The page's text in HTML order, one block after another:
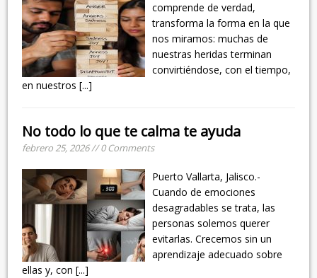
comprende de verdad,
transforma la forma en la que
nos miramos: muchas de
nuestras heridas terminan
convirtiéndose, con el tiempo,
en nuestros[...]
No todo lo que te calma te ayuda
febrero 25, 2026 // 0 Comments
Puerto Vallarta, Jalisco.-
Cuando de emociones
desagradables se trata, las
personas solemos querer
evitarlas. Crecemos sin un
aprendizaje adecuado sobre
ellas y, con[...]